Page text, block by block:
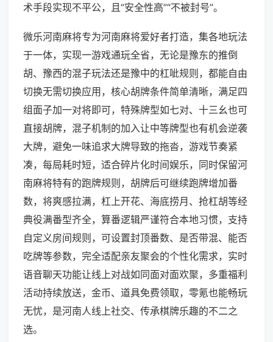
术手段实现不平公，且“安全性高”“不被封号”。
微乐河南麻将专为河南麻将爱好者打造，集各地玩法
于一体，实现一游戏通玩全省，无论是豫东的推倒
胡、豫西的混子玩法还是豫中的杠呲规则，都能自由
切换无需切换应用，核心胡牌条件简单清晰，满足四
组面子加一对将即可，特殊牌型如七对、十三幺也可
直接胡牌，混子机制的加入让中等牌型也有机会逆袭
大牌，避免一味追求大牌导致的拖沓，游戏节奏紧
凑，每局耗时短，适合碎片化时间娱乐，同时保留河
南麻将特有的跑牌规则，胡牌后可继续跑牌增加番
数，将爽感拉满，杠上开花、海底捞月、抢杠胡等经
典役满番型齐全，算番逻辑严谨符合本地习惯，支持
自定义房间规则，可设置封顶番数、是否带混、能否
吃牌等参数，完全适配亲友聚会的个性化需求，实时
语音聊天功能让线上对战如同面对面欢聚，多重福利
活动持续放送，金币、道具免费领取，零氪也能畅玩
无忧，是河南人线上社交、传承棋牌乐趣的不二之
选。